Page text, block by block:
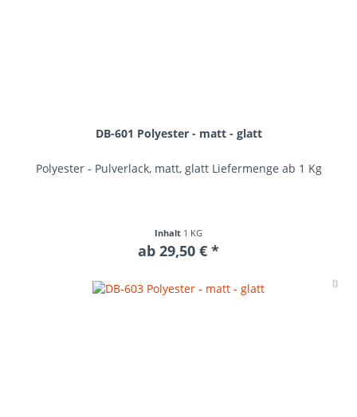
DB-601 Polyester - matt - glatt
Polyester - Pulverlack, matt, glatt Liefermenge ab 1 Kg
Inhalt 1 KG
ab 29,50 € *